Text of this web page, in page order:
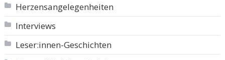
Herzensangelegenheiten
Interviews
Leser:innen-Geschichten